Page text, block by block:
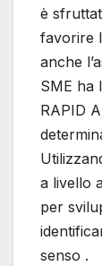
è
favorire
anche
SME ha
RAPID
a livello
per
senso .